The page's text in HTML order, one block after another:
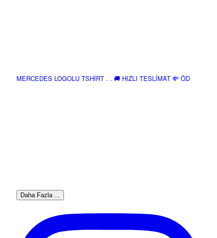
MERCEDES LOGOLU TSHİRT . . 🚚 HIZLI TESLİMAT 💸 ÖD
Daha Fazla ...